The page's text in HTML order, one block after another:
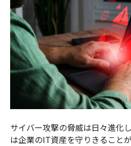
サイバー攻撃の脅威は日々進化
は企業のIT資産を守りきること